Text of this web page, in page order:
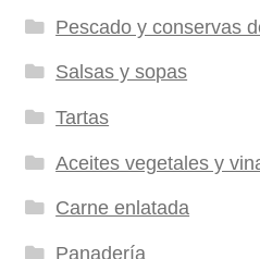
Pescado y conservas
Salsas y sopas
Tartas
Aceites vegetales y
Carne enlatada
Panadería